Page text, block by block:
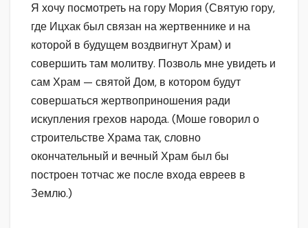
Я хочу посмотреть на гору Мория (Святую гору,
где Ицхак был связан на жертвеннике и на
которой в будущем воздвигнут Храм) и
совершить там молитву. Позволь мне увидеть и
сам Храм — святой Дом, в котором будут
совершаться жертвоприношения ради
искупления грехов народа. (Моше говорил о
строительстве Храма так, словно
окончательный и вечный Храм был бы
построен тотчас же после входа евреев в
Землю.)